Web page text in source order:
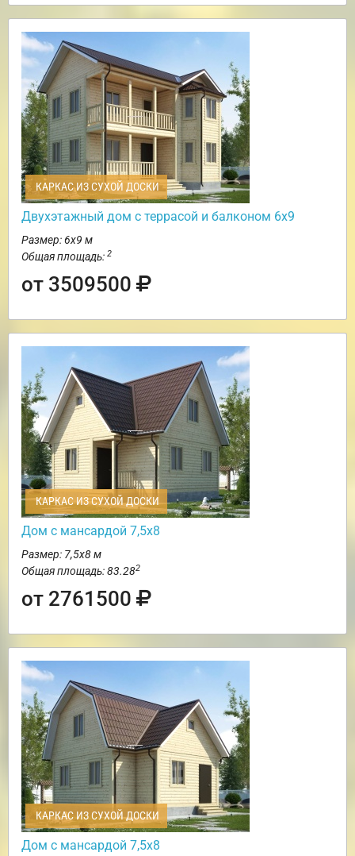
КАРКАС ИЗ СУХОЙ ДОСКИ
Двухэтажный дом с террасой и балконом 6х9
Размер: 6х9 м
Общая площадь: 2
от 3509500
КАРКАС ИЗ СУХОЙ ДОСКИ
Дом с мансардой 7,5х8
Размер: 7,5х8 м
Общая площадь: 83.282
от 2761500
КАРКАС ИЗ СУХОЙ ДОСКИ
Дом с мансардой 7,5х8